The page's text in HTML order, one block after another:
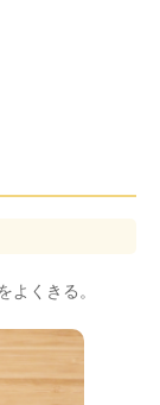
よくきる。